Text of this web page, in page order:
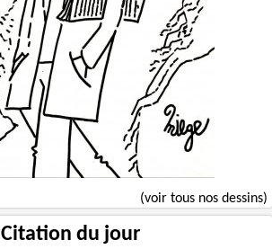
(voir tous nos dessins)
Citation du jour